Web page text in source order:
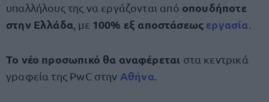
υπαλλήλους της να εργάζονται από οπουδήποτε
στην Ελλάδα , με 100% εξ αποστάσεως εργασία
Το νέο προσωπικό θα αναφέρεται στα κεντρικά
γραφεία της PwC στην Αθήνα